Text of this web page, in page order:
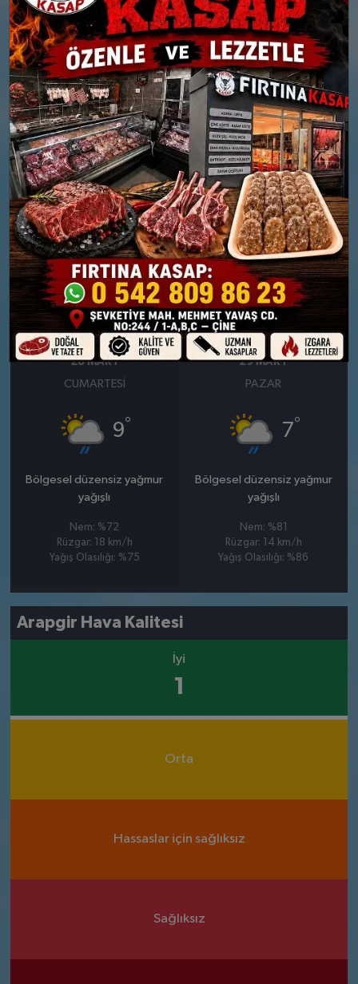
Nem: %73
Rüzgar: 7 km/h
Yağış Olasılığı: %87
Rüzgar: 10 km/h
26 MART
PERŞEMBE
8°
Bölgesel düzensiz yağmur
yağışlı
Nem: %71
Rüzgar: 17 km/h
Yağış Olasılığı: %83
27 MART
CUMA
9°
Parçalı Bulutlu
Nem: %69
Rüzgar: 8 km/h
28 MART
CUMARTESI
9°
Bölgesel düzensiz yağmur
yağışlı
Nem: %72
Rüzgar: 18 km/h
Yağış Olasılığı: %75
29 MART
PAZAR
7°
Bölgesel düzensiz yağmur
yağışlı
Nem: %81
Rüzgar: 14 km/h
Yağış Olasılığı: %86
Arapgir Hava Kalitesi
İyi
1
Orta
Hassaslar için sağlıksız
Sağlıksız